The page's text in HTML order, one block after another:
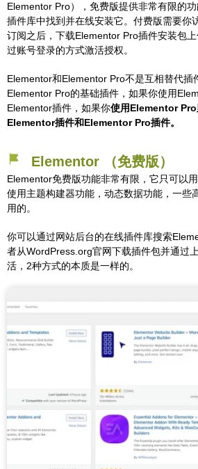
Elementor Pro），免费版提供非常有限的
插件库中找到并在线安装它。付费版需要你
订阅之后，下载Elementor Pro插件安装包
过账号登录的方式激活授权。
Elementor和Elementor Pro不是互相替代插
Elementor Pro的基础插件，如果你使用
Elementor插件，如果你使用Elementor Pro
Elementor插件和Elementor Pro插件。
Elementor （免费版）
Elementor免费版功能非常有限，它只可以
使用主题构建器功能，动态数据功能，一些
用的。
你可以通过网站后台的在线插件库搜索
者从WordPress.org官网下载插件包并通过
活，2种方式的本质是一样的。